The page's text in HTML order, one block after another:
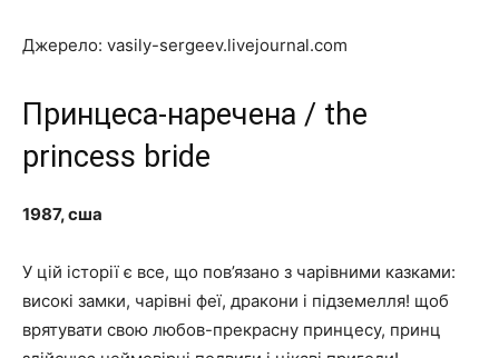
Джерело: vasily-sergeev.livejournal.com
Принцеса-наречена / the
princess bride
1987, сша
У цій історії є все, що пов’язано з чарівними казками:
високі замки, чарівні феї, дракони і підземелля! щоб
врятувати свою любов-прекрасну принцесу, принц